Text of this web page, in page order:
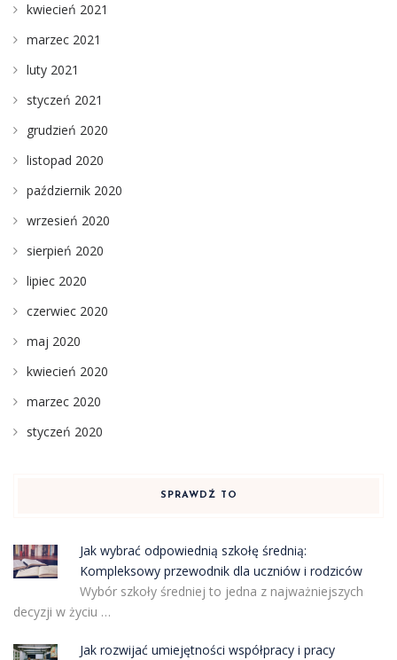
kwiecień 2021
marzec 2021
luty 2021
styczeń 2021
grudzień 2020
listopad 2020
październik 2020
wrzesień 2020
sierpień 2020
lipiec 2020
czerwiec 2020
maj 2020
kwiecień 2020
marzec 2020
styczeń 2020
SPRAWDŹ TO
Jak wybrać odpowiednią szkołę średnią:
Kompleksowy przewodnik dla uczniów i rodziców
Wybór szkoły średniej to jedna z najważniejszych
decyzji w życiu …
Jak rozwijać umiejętności współpracy i pracy